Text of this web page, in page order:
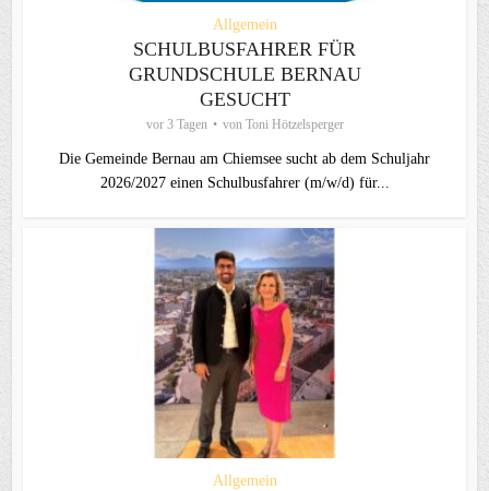
Allgemein
SCHULBUSFAHRER FÜR
GRUNDSCHULE BERNAU
GESUCHT
vor 3 Tagen von Toni Hötzelsperger
Die Gemeinde Bernau am Chiemsee sucht ab dem Schuljahr
2026/2027 einen Schulbusfahrer (m/w/d) für...
Allgemein